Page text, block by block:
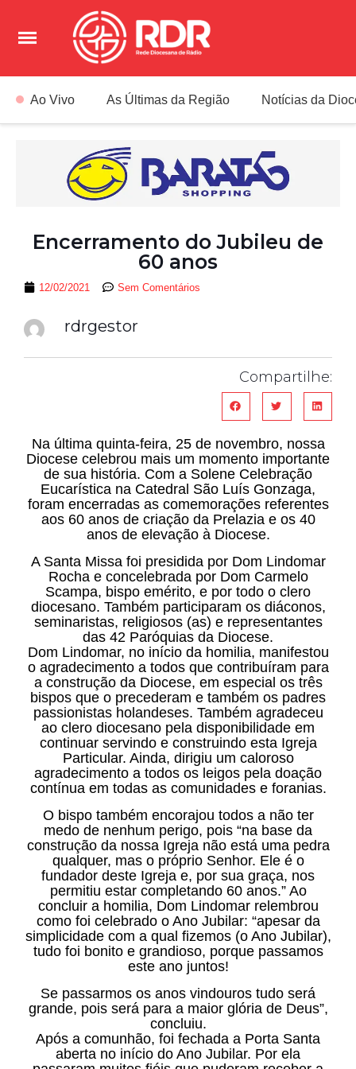
Ao Vivo As Últimas da Região Notícias da
Encerramento do Jubileu de
60 anos
12/02/2021 Sem Comentários
rdrgestor
Compartilhe:
Na última quinta-feira, 25 de novembro, nossa
Diocese celebrou mais um momento importante
de sua história. Com a Solene Celebração
Eucarística na Catedral São Luís Gonzaga,
foram encerradas as comemorações referentes
aos 60 anos de criação da Prelazia e os 40
anos de elevação à Diocese.
A Santa Missa foi presidida por Dom Lindomar
Rocha e concelebrada por Dom Carmelo
Scampa, bispo emérito, e por todo o clero
diocesano. Também participaram os diáconos,
seminaristas, religiosos (as) e representantes
das 42 Paróquias da Diocese.
Dom Lindomar, no início da homilia, manifestou
o agradecimento a todos que contribuíram para
a construção da Diocese, em especial os três
bispos que o precederam e também os padres
passionistas holandeses. Também agradeceu
ao clero diocesano pela disponibilidade em
continuar servindo e construindo esta Igreja
Particular. Ainda, dirigiu um caloroso
agradecimento a todos os leigos pela doação
contínua em todas as comunidades e foranias.
O bispo também encorajou todos a não ter
medo de nenhum perigo, pois “na base da
construção da nossa Igreja não está uma pedra
qualquer, mas o próprio Senhor. Ele é o
fundador deste Igreja e, por sua graça, nos
permitiu estar completando 60 anos.” Ao
concluir a homilia, Dom Lindomar relembrou
como foi celebrado o Ano Jubilar: “apesar da
simplicidade com a qual fizemos (o Ano Jubilar),
tudo foi bonito e grandioso, porque passamos
este ano juntos!
Se passarmos os anos vindouros tudo será
grande, pois será para a maior glória de Deus”,
concluiu.
Após a comunhão, foi fechada a Porta Santa
aberta no início do Ano Jubilar. Por ela